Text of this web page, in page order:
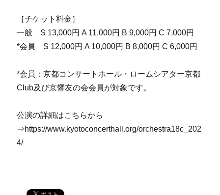
［チケット料金］
一般 S 13,000円 A 11,000円 B 9,000円 C 7,000円
*会員 S 12,000円 A 10,000円 B 8,000円 C 6,000円
*会員：京都コンサートホール・ロームシアター京都
Club及び京響友の会会員が対象です。
公演の詳細はこちらから
⇒https://www.kyotoconcerthall.org/orchestra18c_202
4/